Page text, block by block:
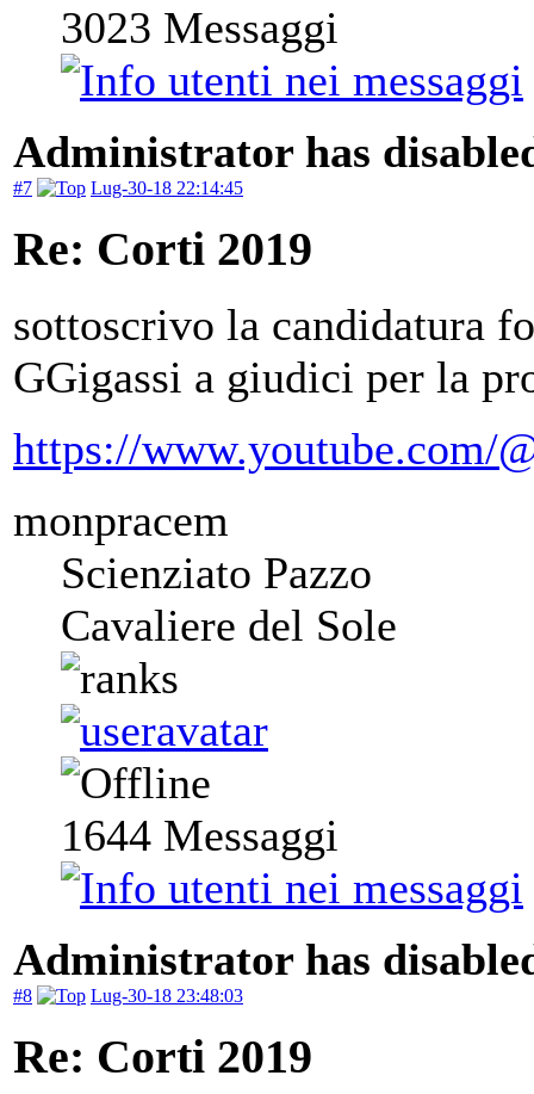
3023 Messaggi
Administrator has
#7 Lug-30-18 22:14:45
Re: Corti 2019
sottoscrivo la candidatura
GGigassi a giudici per la
https://www.youtube.com/
monpracem
Scienziato Pazzo
Cavaliere del Sole
1644 Messaggi
Administrator has
#8 Lug-30-18 23:48:03
Re: Corti 2019